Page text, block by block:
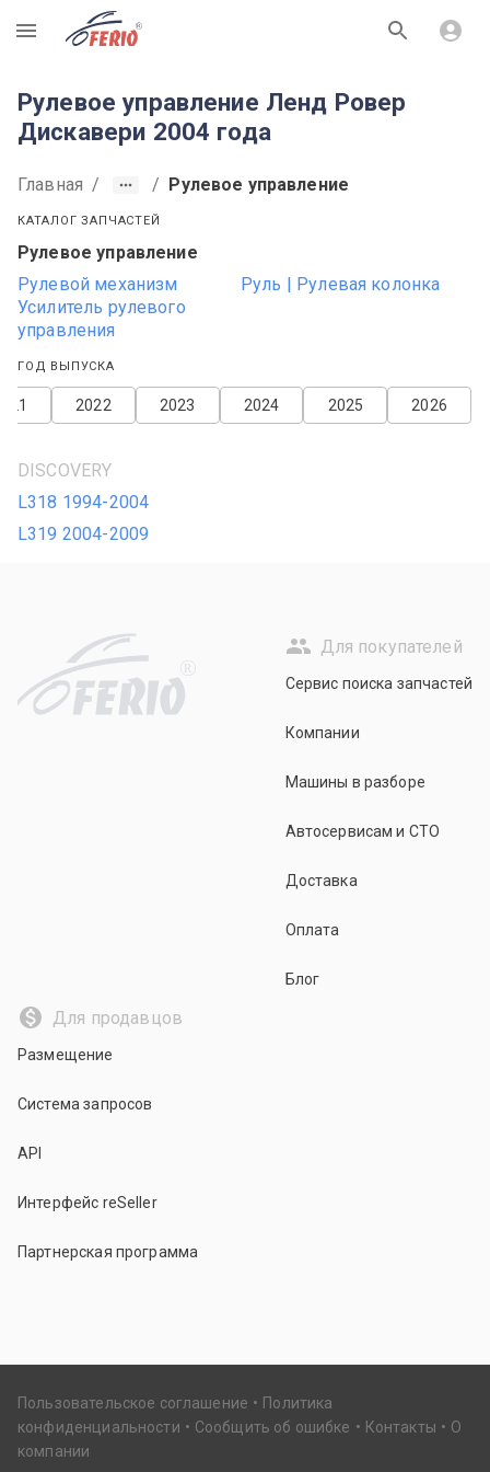
R
Рулевое управление Ленд Ровер
Дискавери 2004 года
Главная / / Рулевое управление
КАТАЛОГ ЗАПЧАСТЕЙ
Рулевое управление
Рулевой механизм
Руль | Рулевая колонка
Усилитель рулевого
управления
ГОД ВЫПУСКА
2026
2025
2024
2023
2022
DISCOVERY
L318 1994-2004
L319 2004-2009
R
Для покупателей
Сервис поиска запчастей
Компании
Машины в разборе
Автосервисам и СТО
Доставка
Оплата
Блог
Для продавцов
Размещение
Система запросов
API
Интерфейс reSeller
Партнерская программа
Пользовательское соглашение
Политика
конфиденциальности
Сообщить об ошибке Контакты
О
компании